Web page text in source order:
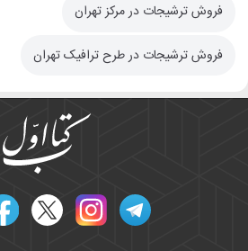
فروش ترشیجات در مرکز تهران
فروش ترشیجات در طرح ترافیک تهران